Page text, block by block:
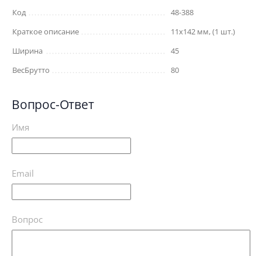
Код
48-388
Краткое описание
11х142 мм, (1 шт.)
Ширина
45
ВесБрутто
80
Вопрос-Ответ
Имя
Email
Вопрос